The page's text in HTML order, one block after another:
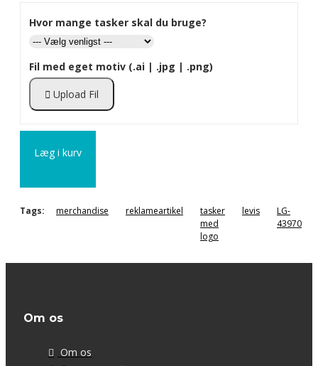
Hvor mange tasker skal du bruge?
Fil med eget motiv (.ai | .jpg | .png)
Upload Fil
Læg i kurv
Tags: merchandise reklameartikel
tasker
med
logo
levis
LG-
43970
Om os
Om os